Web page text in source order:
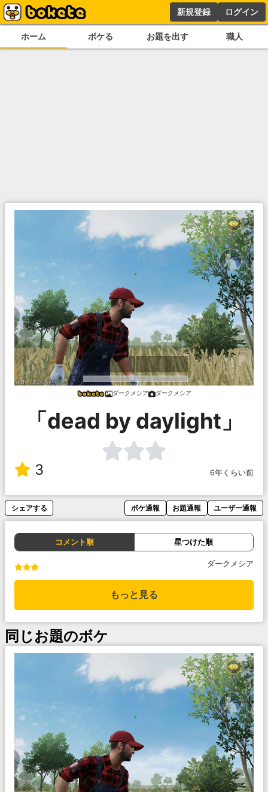
新規登録 ログイン
ホーム ボケる お題を出す 職人
ダークメシア ダークメシア
「dead by daylight」
3 6年くらい前
シェアする ボケ通報 お題通報 ユーザー通報
コメント順 星つけた順
ダークメシア
もっと見る
同じお題のボケ